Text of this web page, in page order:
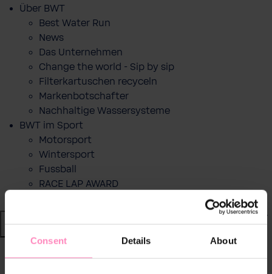
Consent Details About
Über BWT
Best Water Run
News
Das Unternehmen
Change the world - Sip by sip
Filterkartuschen recyceln
Markenbotschafter
Nachhaltige Wassersysteme
BWT im Sport
Motorsport
Wintersport
Fussball
RACE LAP AWARD